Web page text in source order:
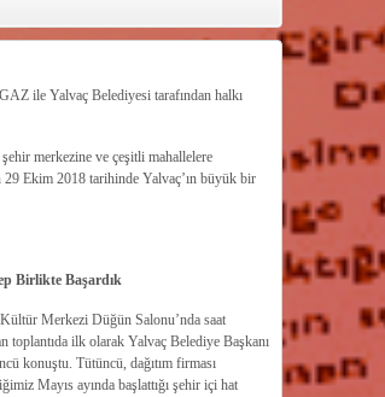
ile Yalvaç Belediyesi tarafından halkı
merkezine ve çeşitli mahallelere
29 Ekim 2018 tarihinde Yalvaç’ın büyük bir
Birlikte Başardık
Merkezi Düğün Salonu’nda saat
toplantıda ilk olarak Yalvaç Belediye Başkanı
konuştu. Tütüncü, dağıtım firması
Mayıs ayında başlattığı şehir içi hat